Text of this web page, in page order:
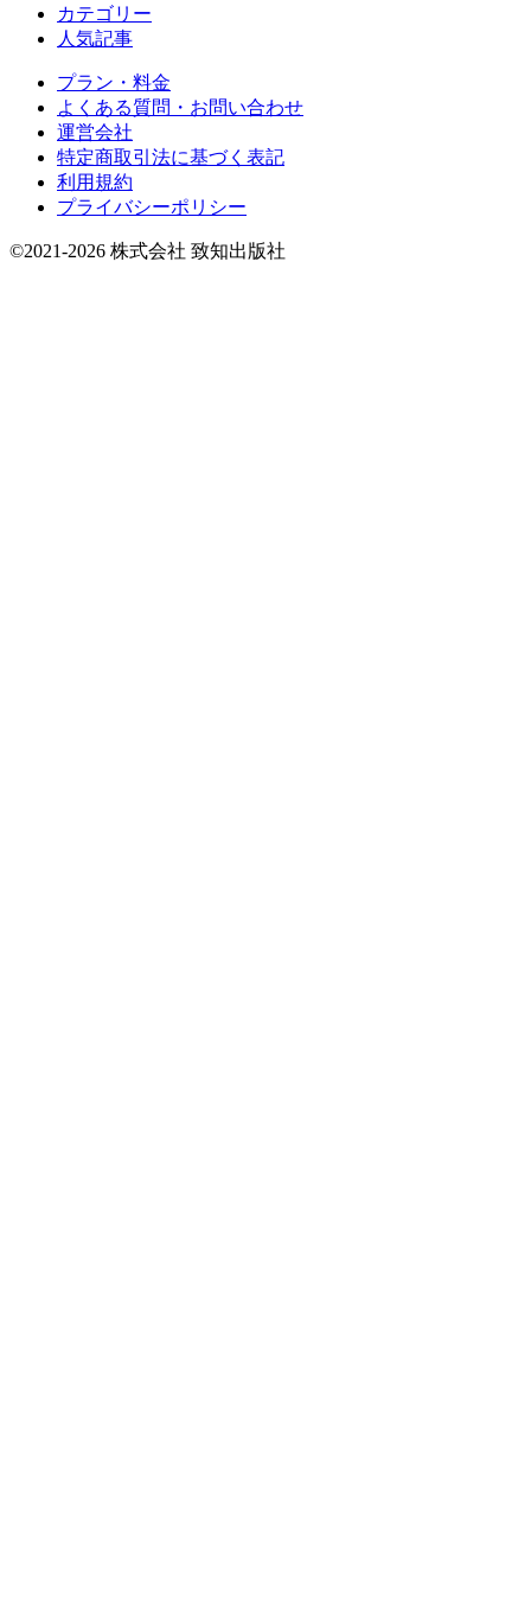
カテゴリー
人気記事
プラン・料金
よくある質問・お問い合わせ
運営会社
特定商取引法に基づく表記
利用規約
プライバシーポリシー
©2021-2026 株式会社 致知出版社